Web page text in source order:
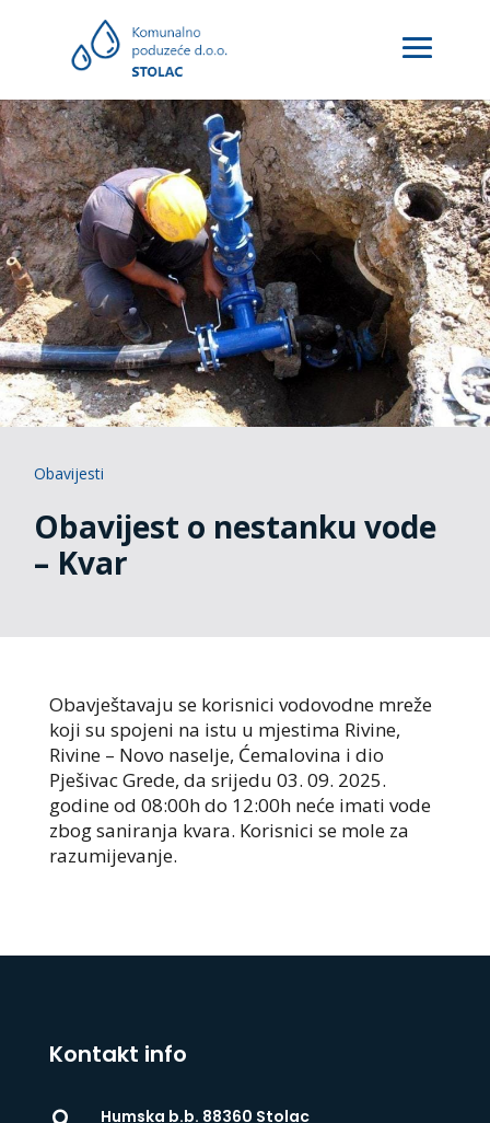
Obavijesti
Obavijest o nestanku vode
– Kvar
Obavještavaju se korisnici vodovodne mreže
koji su spojeni na istu u mjestima Rivine,
Rivine – Novo naselje, Ćemalovina i dio
Pješivac Grede, da srijedu 03. 09. 2025.
godine od 08:00h do 12:00h neće imati vode
zbog saniranja kvara. Korisnici se mole za
razumijevanje.
Kontakt info
Humska b.b. 88360 Stolac